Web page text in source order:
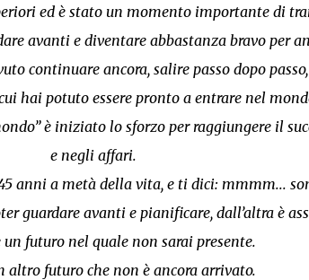
ed è stato un momento importante di
avanti e diventare abbastanza bravo per
continuare ancora, salire passo dopo
hai potuto essere pronto a entrare nel
è iniziato lo sforzo per raggiungere il
e negli affari.
anni a metà della vita, e ti dici: mmmm...
guardare avanti e pianificare, dall’altra è
futuro nel quale non sarai presente.
altro futuro che non è ancora arrivato.